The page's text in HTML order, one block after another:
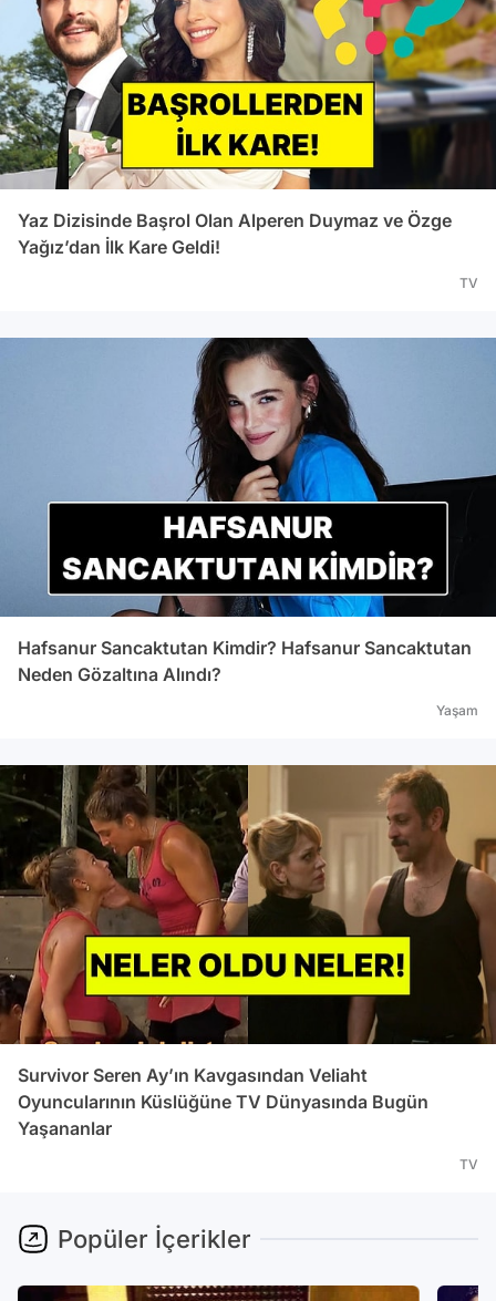
Yaz Dizisinde Başrol Olan Alperen Duymaz ve Özge
Yağız’dan İlk Kare Geldi!
TV
Hafsanur Sancaktutan Kimdir? Hafsanur Sancaktutan
Neden Gözaltına Alındı?
Yaşam
Survivor Seren Ay’ın Kavgasından Veliaht
Oyuncularının Küslüğüne TV Dünyasında Bugün
Yaşananlar
TV
Popüler İçerikler